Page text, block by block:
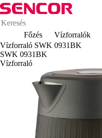
Főzés Vízforralók
Vízforraló SWK 0931BK
SWK 0931BK
Vízforraló